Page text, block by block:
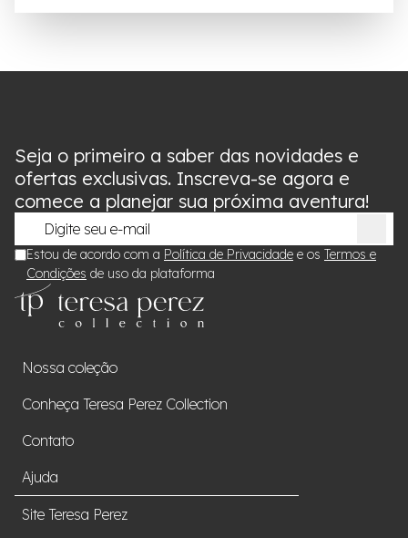
Nossa coleção
Conheça Teresa Perez Collection
Contato
Ajuda
Site Teresa Perez
Seja o primeiro a saber das novidades e
ofertas exclusivas. Inscreva-se agora e
comece a planejar sua próxima aventura!
Estou de acordo com a Política de Privacidade e os Termos e
Condições de uso da plataforma